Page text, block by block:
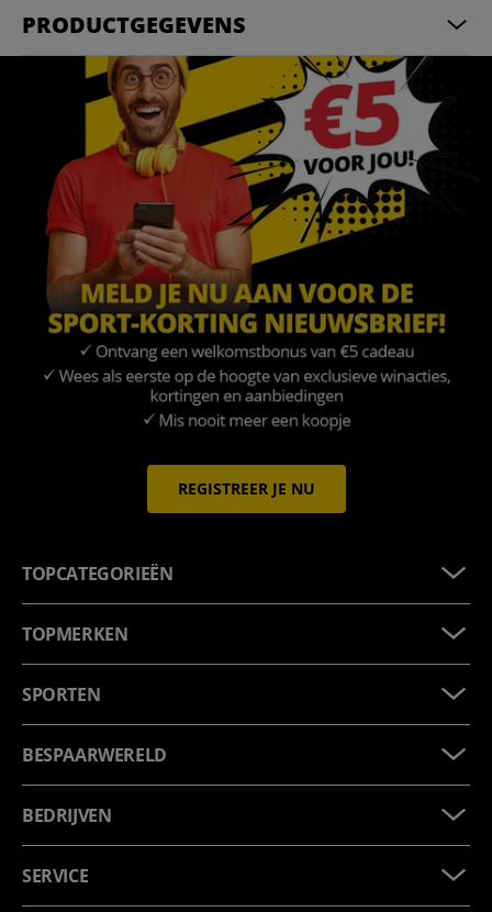
PRODUCTGEGEVENS
REGISTREER JE NU
TOPCATEGORIEËN
TOPMERKEN
SPORTEN
BESPAARWERELD
BEDRIJVEN
SERVICE